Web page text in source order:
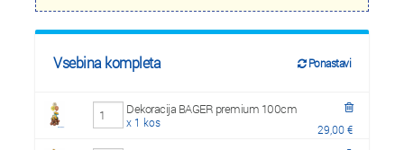
Vsebina kompleta Ponastavi
Dekoracija BAGER premium 100cm
x 1 kos 29,00 €